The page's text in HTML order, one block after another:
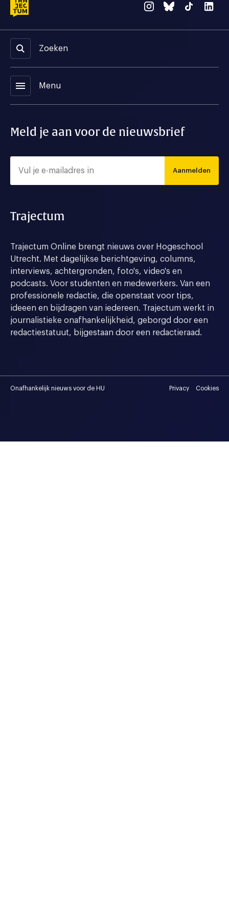
Zoeken
menu Menu
Meld je aan voor de nieuwsbrief
Aanmelden
Trajectum
Trajectum Online brengt nieuws over Hogeschool
Utrecht. Met dagelijkse berichtgeving, columns,
interviews, achtergronden, foto's, video's en
podcasts. Voor studenten en medewerkers. Van een
professionele redactie, die openstaat voor tips,
ideeen en bijdragen van iedereen. Trajectum werkt in
journalistieke onafhankelijkheid, geborgd door een
redactiestatuut, bijgestaan door een redactieraad.
Onafhankelijk nieuws voor de HU Privacy Cookies